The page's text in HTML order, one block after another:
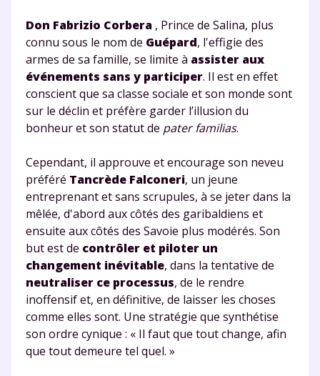
Don Fabrizio Corbera , Prince de Salina, plus
connu sous le nom de Guépard, l'effigie des
armes de sa famille, se limite à assister aux
événements sans y participer. Il est en effet
conscient que sa classe sociale et son monde sont
sur le déclin et préfère garder l’illusion du
bonheur et son statut de pater familias.
Cependant, il approuve et encourage son neveu
préféré Tancrède Falconeri, un jeune
entreprenant et sans scrupules, à se jeter dans la
mêlée, d'abord aux côtés des garibaldiens et
ensuite aux côtés des Savoie plus modérés. Son
but est de contrôler et piloter un
changement inévitable, dans la tentative de
neutraliser ce processus, de le rendre
inoffensif et, en définitive, de laisser les choses
comme elles sont. Une stratégie que synthétise
son ordre cynique : « Il faut que tout change, afin
que tout demeure tel quel. »
J’accepte de recevoir les actualités et des
communications de la part de
myMaxicours.
Votre adresse e-mail sera exclusivement utilisée pour
vous envoyer notre newsletter. Vous pourrez vous
désinscrire à tout moment, à travers le lien de
en savoir plus sur la gestion de vos données
personnelles et pour exercer vos droits, vous pouvez
consulternotre charte.